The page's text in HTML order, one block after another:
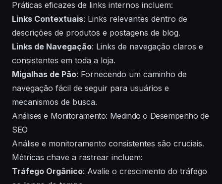
Práticas eficazes de links internos incluem:
Links Contextuais: Links relevantes dentro de
descrições de produtos e postagens de blog.
Links de Navegação: Links de navegação claros e
consistentes em toda a loja.
Migalhas de Pão: Fornecendo um caminho de
navegação fácil de seguir para usuários e
mecanismos de busca.
Análises e Monitoramento: Medindo o Desempenho de
SEO
Análise e monitoramento consistentes são cruciais.
Métricas chave a rastrear incluem:
Tráfego Orgânico: Avalie o crescimento do tráfego